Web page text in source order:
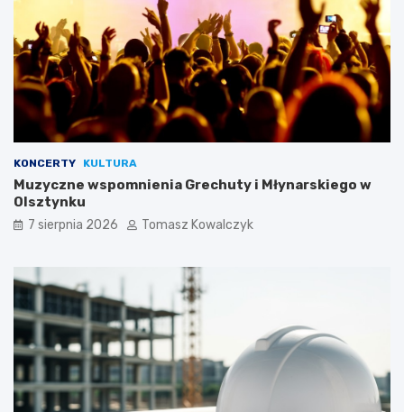
KONCERTY KULTURA
Muzyczne wspomnienia Grechuty i Młynarskiego w
Olsztynku
7 sierpnia 2026 Tomasz Kowalczyk